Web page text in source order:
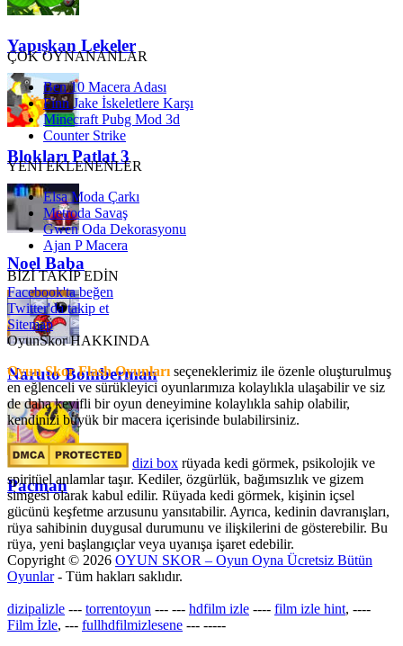
Yapışkan Lekeler
Blokları Patlat 3
Noel Baba
Naruto Bomberman
Pacman
ÇOK OYNANANLAR
Ben 10 Macera Adası
Finn Jake İskeletlere Karşı
Minecraft Pubg Mod 3d
Counter Strike
YENİ EKLENENLER
Elsa Moda Çarkı
Metroda Savaş
Gwen Oda Dekorasyonu
Ajan P Macera
BİZİ TAKİP EDİN
Facebook'ta beğen
Twitter'da takip et
Sitemap
OyunSkor HAKKINDA
Oyun Skor Flash Oyunları seçeneklerimiz ile özenle oluşturulmuş
en eğlenceli ve sürükleyici oyunlarımıza kolaylıkla ulaşabilir ve siz
de daha keyifli bir oyun deneyimine kolaylıkla sahip olabilir,
kendinizi büyük bir macera içerisinde bulabilirsiniz.
dizi box rüyada kedi görmek​, psikolojik ve
spiritüel anlamlar taşır. Kediler, özgürlük, bağımsızlık ve gizem
simgesi olarak kabul edilir. Rüyada kedi görmek, kişinin içsel
gücünü keşfetme arzusunu yansıtabilir. Ayrıca, kedinin davranışları,
rüya sahibinin duygusal durumunu ve ilişkilerini de gösterebilir. Bu
rüya, yeni başlangıçlar veya uyanışa işaret edebilir.
Copyright © 2026 OYUN SKOR – Oyun Oyna Ücretsiz Bütün
Oyunlar- Tüm hakları saklıdır.
dizipalizle --- torrentoyun --- --- hdfilm izle ---- film izle hint, ----
Film İzle, --- fullhdfilmizlesene --- -----